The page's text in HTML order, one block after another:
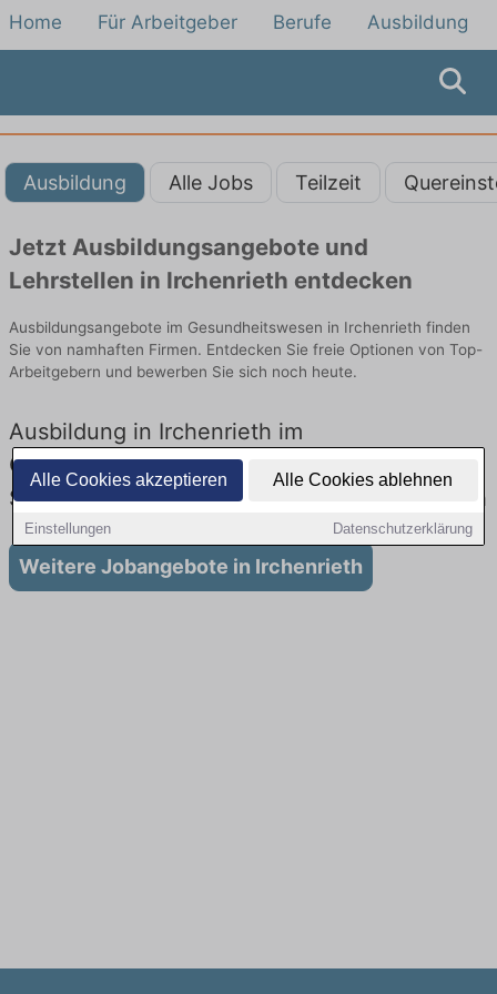
Alle Cookies akzeptieren Alle Cookies ablehnen
Einstellungen Datenschutzerklärung
Home Für Arbeitgeber Berufe Ausbildung
Ausbildung Alle Jobs Teilzeit
Jetzt Ausbildungsangebote und
Lehrstellen in Irchenrieth entdecken
Ausbildungsangebote im Gesundheitswesen in Irchenrieth finden
Sie von namhaften Firmen. Entdecken Sie freie Optionen von Top-
Arbeitgebern und bewerben Sie sich noch heute.
Ausbildung in Irchenrieth im
Gesundheitswesen: Aktuell gibt es keine
Stellenangebote für Ausbildung in Irchenrieth
Weitere Jobangebote in Irchenrieth